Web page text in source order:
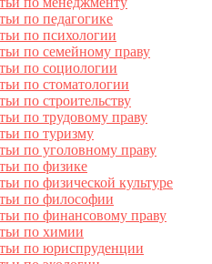
по педагогике
по психологии
по семейному праву
по социологии
по стоматологии
по строительству
по трудовому праву
по туризму
по уголовному праву
по физике
по физической культуре
по философии
по финансовому праву
по химии
по юриспруденции